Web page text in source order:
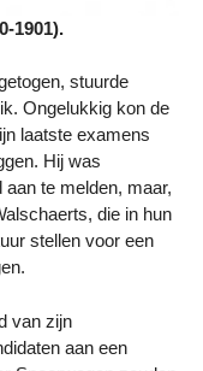
1901).
stuurde
Ongelukkig kon de
laatste examens
Hij was
te melden, maar,
die in hun
stellen voor een
van zijn
aan een